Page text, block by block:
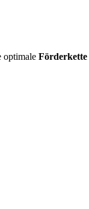
optimale Förderkette